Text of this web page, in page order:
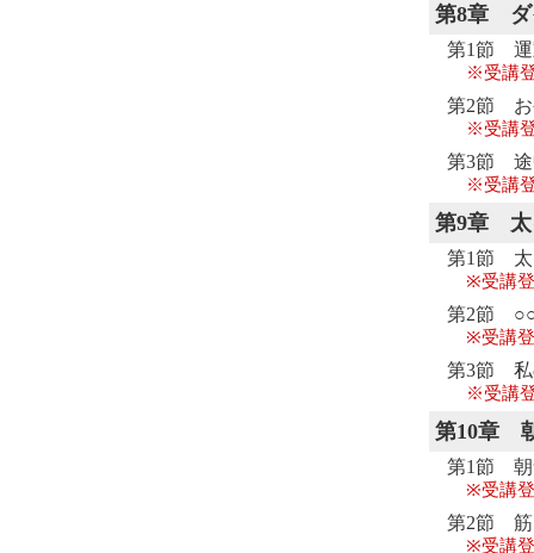
第8章
第1節 運
※受講
第2節 お
※受講
第3節 途
※受講
第9章
第1節 太
※受講
第2節
※受講
第3節 私
※受講
第10章
第1節 朝
※受講
第2節 筋
※受講